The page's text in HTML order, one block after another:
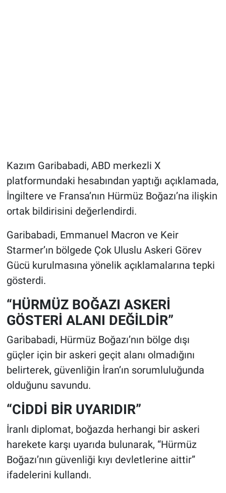
Kazım Garibabadi, ABD merkezli X
platformundaki hesabından yaptığı açıklamada,
İngiltere ve Fransa’nın Hürmüz Boğazı’na ilişkin
ortak bildirisini değerlendirdi.
Garibabadi, Emmanuel Macron ve Keir
Starmer’ın bölgede Çok Uluslu Askeri Görev
Gücü kurulmasına yönelik açıklamalarına tepki
gösterdi.
“HÜRMÜZ BOĞAZI ASKERİ
GÖSTERİ ALANI DEĞİLDİR”
Garibabadi, Hürmüz Boğazı’nın bölge dışı
güçler için bir askeri geçit alanı olmadığını
belirterek, güvenliğin İran’ın sorumluluğunda
olduğunu savundu.
“CİDDİ BİR UYARIDIR”
İranlı diplomat, boğazda herhangi bir askeri
harekete karşı uyarıda bulunarak, “Hürmüz
Boğazı’nın güvenliği kıyı devletlerine aittir”
ifadelerini kullandı.